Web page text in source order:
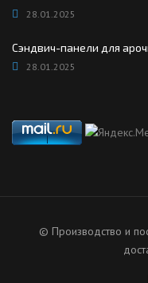
28.01.2025
Сэндвич-панели для
28.01.2025
© Производство и